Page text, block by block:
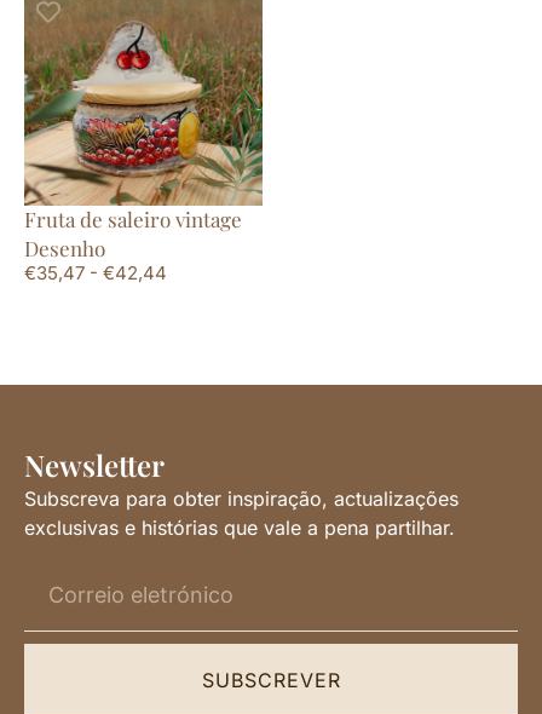
Fruta de saleiro vintage
Desenho
€35,47 - €42,44
Newsletter
Subscreva para obter inspiração, actualizações
exclusivas e histórias que vale a pena partilhar.
SUBSCREVER